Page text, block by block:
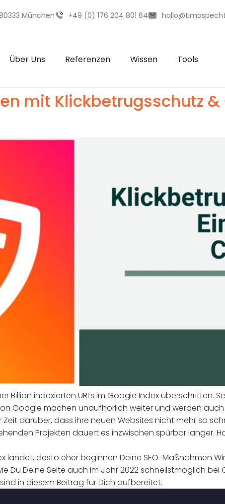
München +49 (0) 176 204 801 64
Über Uns Referenzen Wissen Tools
mit Klickbetrugsschutz &
Billion indexierten URLs im Google Index
Google machen unaufhörlich weiter und werden
darüber, dass ihre neuen Websites nicht mehr so
Projekten dauert es inzwischen spürbar länger.
landet, desto eher beginnen Deine SEO-Maßnahmen
Deine Seite auch im Jahr 2022 schnellstmöglich bei
in diesem Beitrag für Dich aufbereitet.